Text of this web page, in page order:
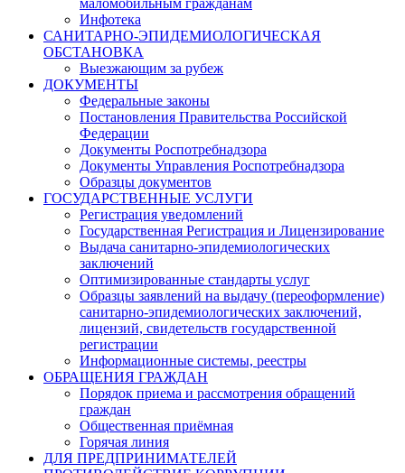
маломобильным гражданам
Инфотека
САНИТАРНО-ЭПИДЕМИОЛОГИЧЕСКАЯ
ОБСТАНОВКА
Выезжающим за рубеж
ДОКУМЕНТЫ
Федеральные законы
Постановления Правительства Российской
Федерации
Документы Роспотребнадзора
Документы Управления Роспотребнадзора
Образцы документов
ГОСУДАРСТВЕННЫЕ УСЛУГИ
Регистрация уведомлений
Государственная Регистрация и Лицензирование
Выдача санитарно-эпидемиологических
заключений
Оптимизированные стандарты услуг
Образцы заявлений на выдачу (переоформление)
санитарно-эпидемиологических заключений,
лицензий, свидетельств государственной
регистрации
Информационные системы, реестры
ОБРАЩЕНИЯ ГРАЖДАН
Порядок приема и рассмотрения обращений
граждан
Общественная приёмная
Горячая линия
ДЛЯ ПРЕДПРИНИМАТЕЛЕЙ